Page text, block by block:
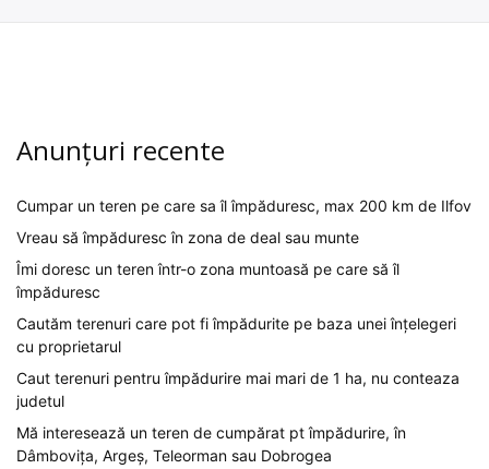
Anunțuri recente
Cumpar un teren pe care sa îl împăduresc, max 200 km de Ilfov
Vreau să împăduresc în zona de deal sau munte
Îmi doresc un teren într-o zona muntoasă pe care să îl
împăduresc
Cautăm terenuri care pot fi împădurite pe baza unei înțelegeri
cu proprietarul
Caut terenuri pentru împădurire mai mari de 1 ha, nu conteaza
judetul
Mă interesează un teren de cumpărat pt împădurire, în
Dâmbovița, Argeș, Teleorman sau Dobrogea